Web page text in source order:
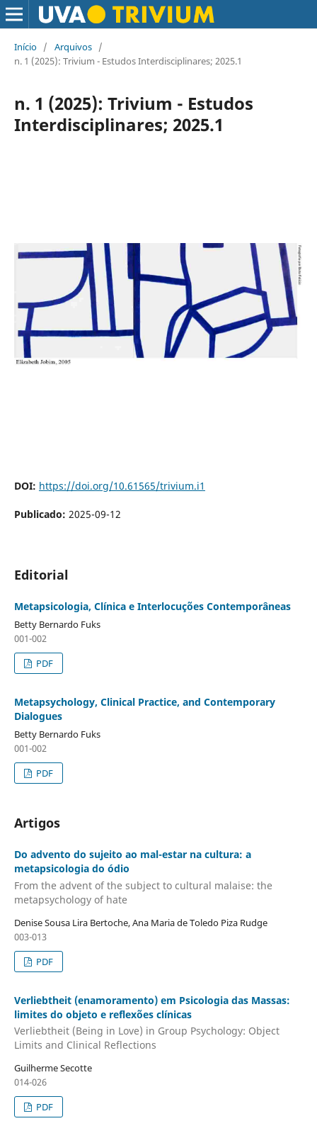
Início / Arquivos /
n. 1 (2025): Trivium - Estudos Interdisciplinares; 2025.1
n. 1 (2025): Trivium - Estudos
Interdisciplinares; 2025.1
DOI: https://doi.org/10.61565/trivium.i1
Publicado: 2025-09-12
Editorial
Metapsicologia, Clínica e Interlocuções Contemporâneas
Betty Bernardo Fuks
001-002
PDF
Metapsychology, Clinical Practice, and Contemporary
Dialogues
Betty Bernardo Fuks
001-002
PDF
Artigos
Do advento do sujeito ao mal-estar na cultura: a
metapsicologia do ódio
From the advent of the subject to cultural malaise: the
metapsychology of hate
Denise Sousa Lira Bertoche, Ana Maria de Toledo Piza Rudge
003-013
PDF
Verliebtheit (enamoramento) em Psicologia das Massas:
limites do objeto e reflexões clínicas
Verliebtheit (Being in Love) in Group Psychology: Object
Limits and Clinical Reflections
Guilherme Secotte
014-026
PDF